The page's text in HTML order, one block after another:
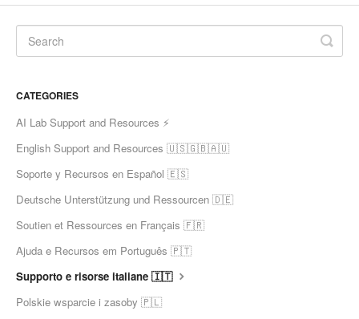
CATEGORIES
AI Lab Support and Resources ⚡
English Support and Resources 🇺🇸🇬🇧🇦🇺
Soporte y Recursos en Español 🇪🇸
Deutsche Unterstützung und Ressourcen 🇩🇪
Soutien et Ressources en Français 🇫🇷
Ajuda e Recursos em Português 🇵🇹
Supporto e risorse italiane 🇮🇹
Polskie wsparcie i zasoby 🇵🇱